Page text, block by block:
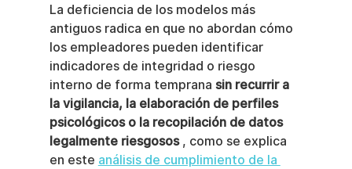
La deficiencia de los modelos más
antiguos radica en que no abordan cómo
los empleadores pueden identificar
indicadores de integridad o riesgo
interno de forma temprana sin recurrir a
la vigilancia, la elaboración de perfiles
psicológicos o la recopilación de datos
legalmente riesgosos , como se explica
en este análisis de cumplimiento de la